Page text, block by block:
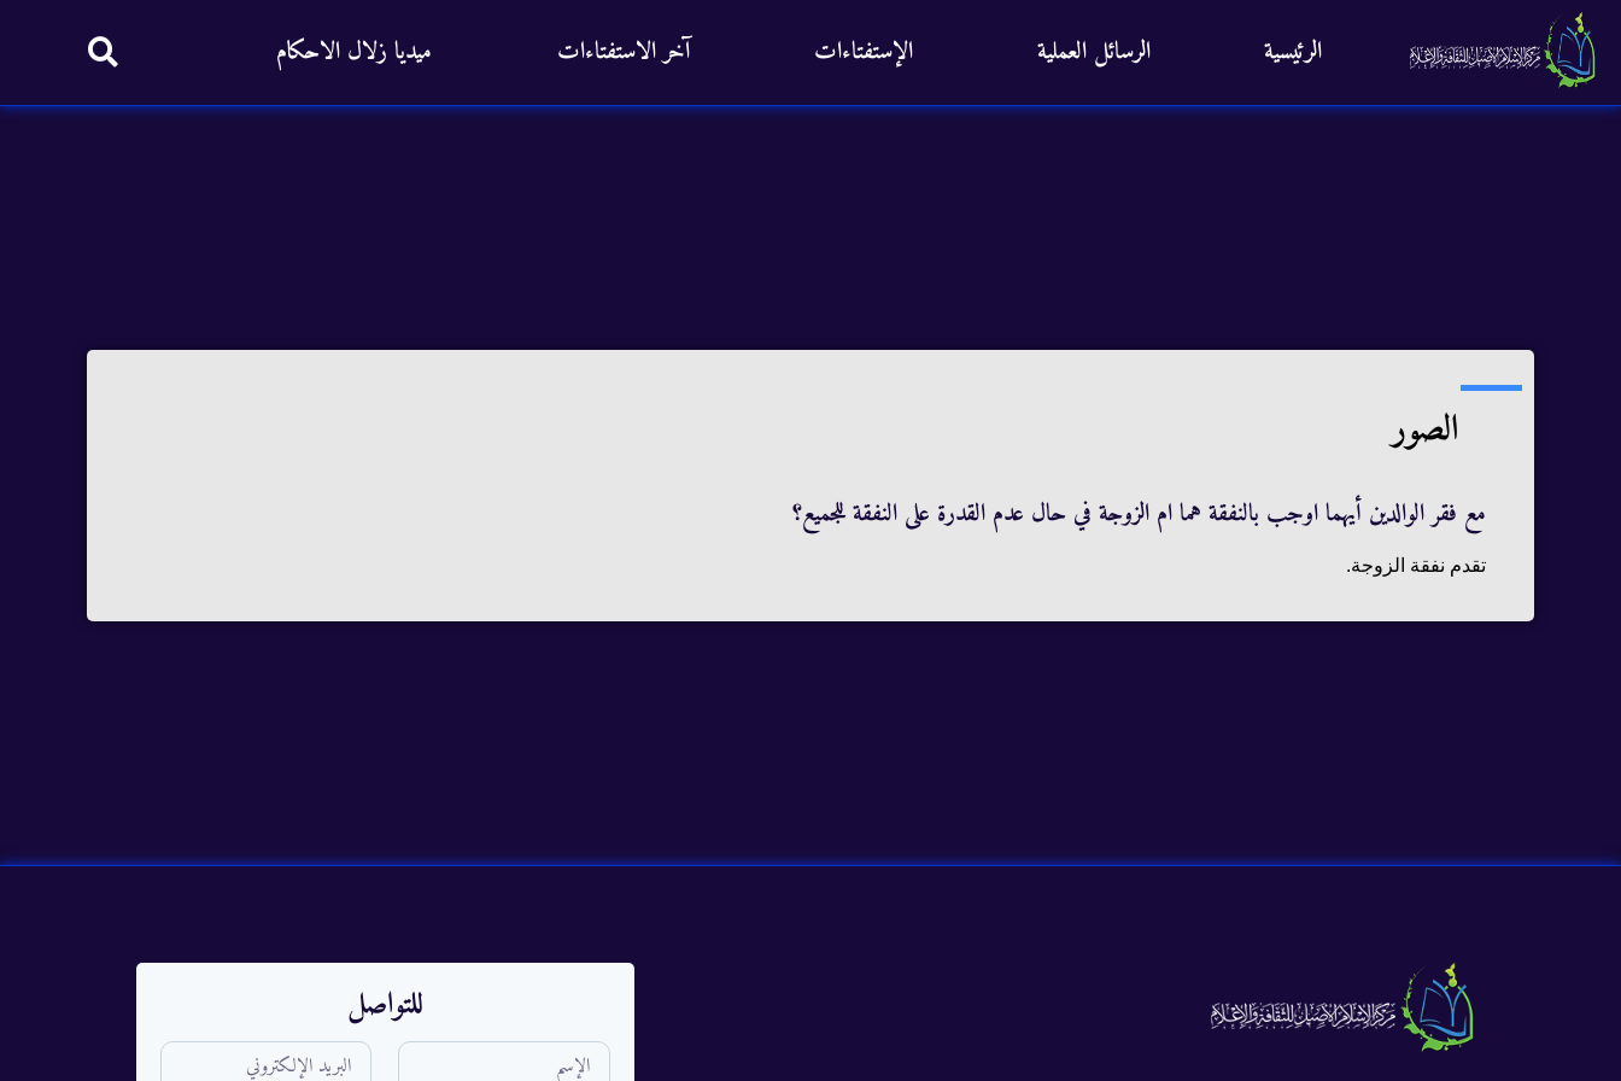
الرئيسية الرسائل العملية الإستفتاءات آخر الاستفتاءات ميديا زلال الاحكام
الصور
مع فقر الوالدين أيهما اوجب بالنفقة هما ام الزوجة في حال عدم القدرة على النفقة للجميع؟
تقدم نفقة الزوجة.
للتواصل